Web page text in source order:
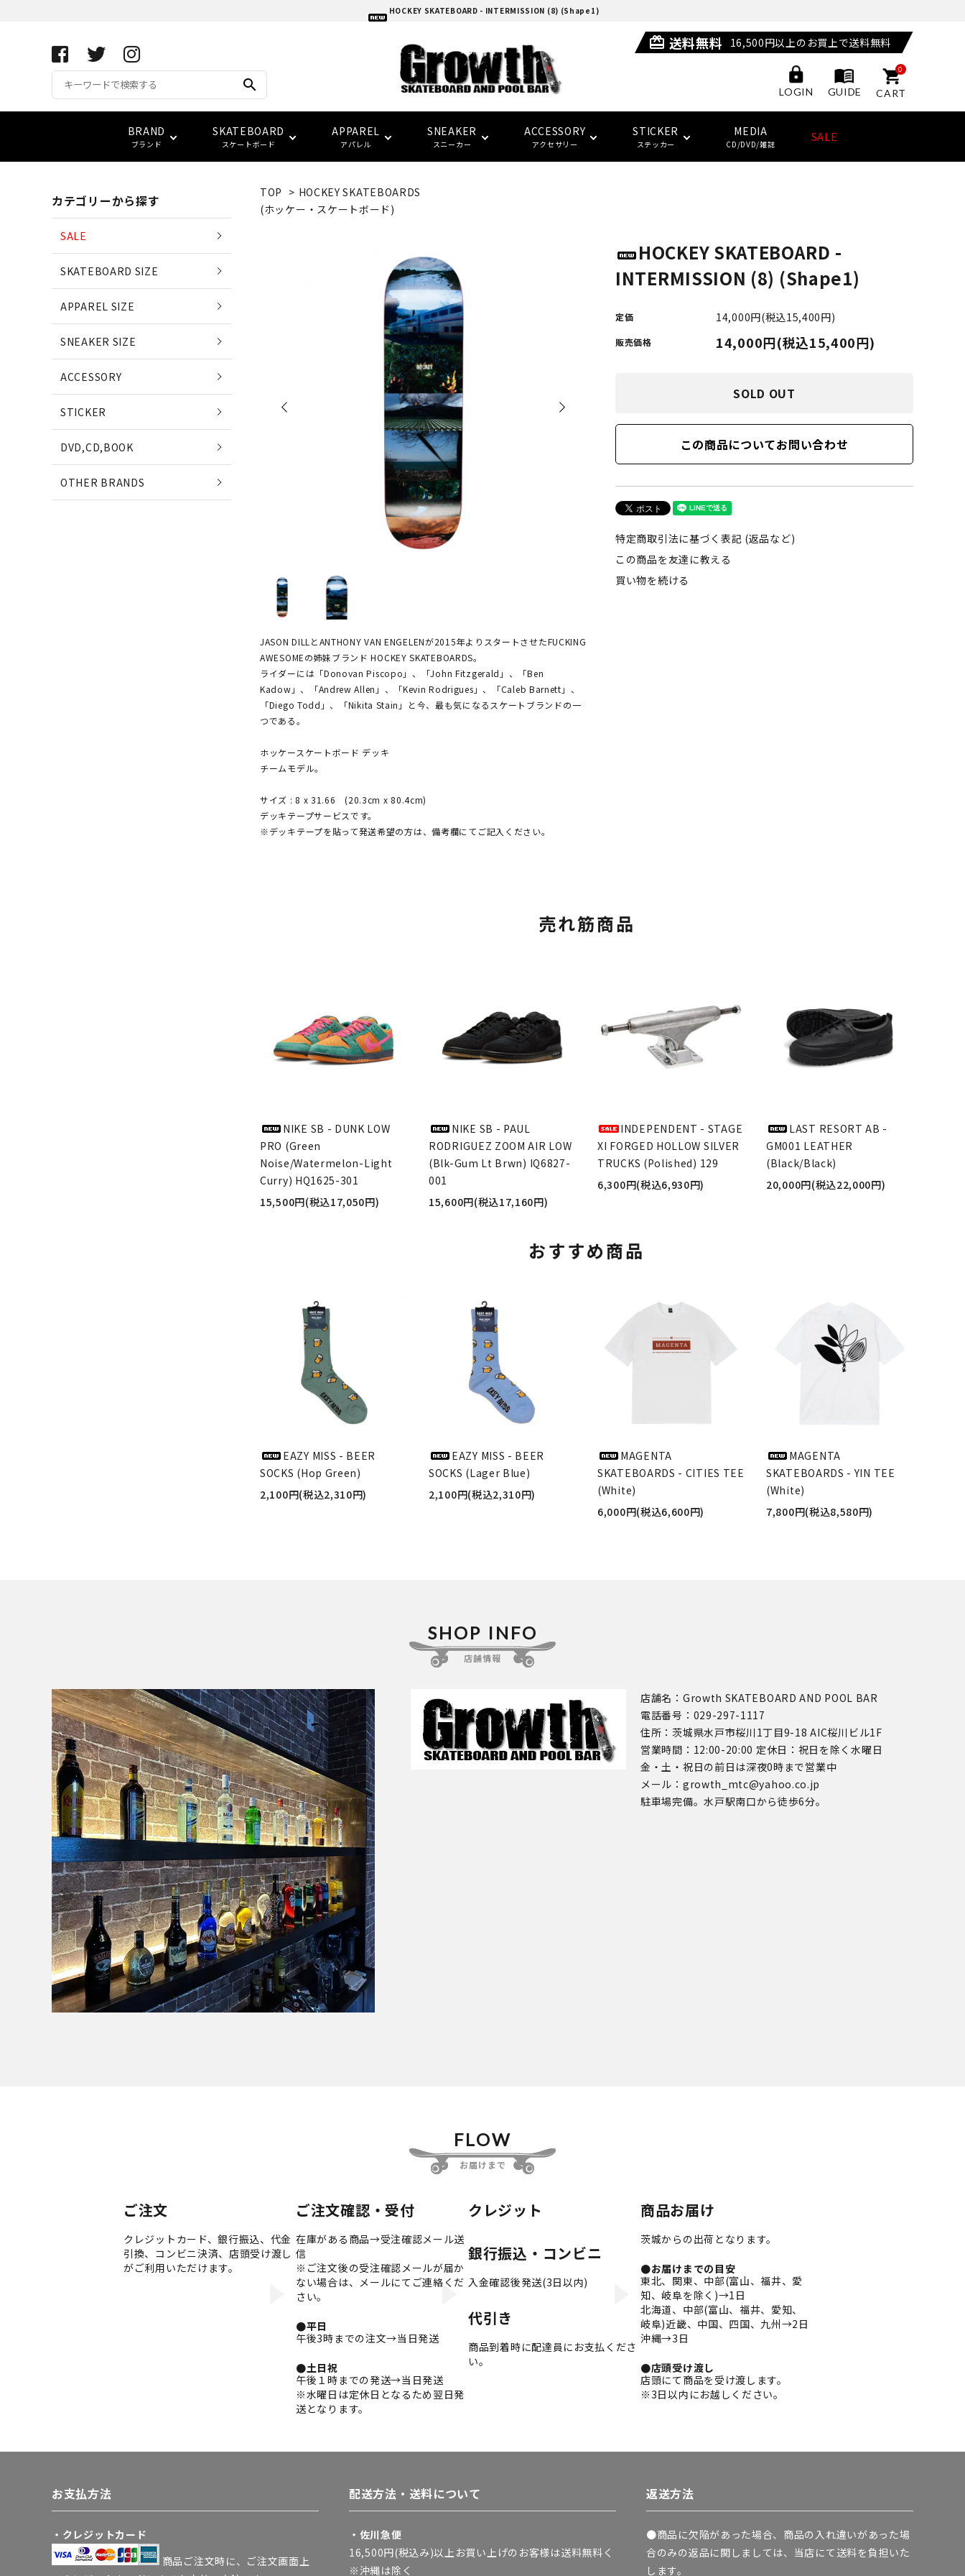
HOCKEY SKATEBOARD - INTERMISSION (8) (Shape1)
search
card_giftcard 送料無料 16,500円以上のお買上で送料無料
LOGIN GUIDE
0
CART
BRAND
ブランド
APRIL SKATEBOARDS
EAZY MISS
EDGLRD
(エッジ・ロード)
HARD BODY
(ハードボディ)
FUCKING AWESOME
(ファッキンオーサム)
KING SKATEBOARDS
(キングスケートボード)
POLAR SKATE CO
(ポーラースケートカンパニー)
LIMOSINE SKATEBOSRDS
(リムジン スケートボード)
(クウォータースナックス)
EVISEN SKATEBOARDS
(エビセン・スケートボード)
HOCKEY SKATEBOARDS
MAGENTA SKATEBOARDS
SLD SKATEBOARDS
(エスエルディー)
PALACE
(パレス)
TIGHTBOOTH
(タイトブース)
adidas skateboarding
(アディダス・スケートボーディング)
NEW BALANCE NUMERIC
(ニューバランス ヌメリック)
VAGA BAG
(バガバッグ)
SKATEBOARD
スケートボード
コンプリート(完成品) スケートボードデッキ
ベアリング デッキテープ 子供用スケートボード・ギア
セーフティーギア
APPAREL
アパレル
アパレル サイズ別一覧 Tシャツ
スウェット ソックス
SNEAKER
スニーカー
サイズ検索 adidas skatebording
vans LAST RESORT AB NEW BALANCE NUMERIC
インソール
ACCESSORY
アクセサリー
キーホルダー ウォレット/ポーチ
ベルト グローブ/マフラー クージー
ピンバッジ
STICKER
ステッカー
FUCKING AWESOME HOCKEY
その他
MEDIA
CD/DVD/雑誌 SALE
TOP > HOCKEY SKATEBOARDS
(ホッケー・スケートボード)
JASON DILLとANTHONY VAN ENGELENが2015年よりスタートさせたFUCKING
AWESOMEの姉妹ブランド HOCKEY SKATEBOARDS。
ライダーには「Donovan Piscopo」、「John Fitzgerald」、「Ben
Kadow」、「Andrew Allen」、「Kevin Rodrigues」、「Caleb Barnett」、
「Diego Todd」、「Nikita Stain」と今、最も気になるスケートブランドの一
つである。
ホッケースケートボード デッキ
チームモデル。
サイズ : 8 x 31.66 (20.3cm x 80.4cm)
デッキテープサービスです。
※デッキテープを貼って発送希望の方は、備考欄にてご記入ください。
HOCKEY SKATEBOARD -
INTERMISSION (8) (Shape1)
定価 14,000円(税込15,400円)
販売価格 14,000円(税込15,400円)
SOLD OUT
この商品についてお問い合わせ
特定商取引法に基づく表記 (返品など)
この商品を友達に教える
買い物を続ける
売れ筋商品
NIKE SB - DUNK LOW
PRO (Green
Noise/Watermelon-Light
Curry) HQ1625-301
15,500円(税込17,050円)
NIKE SB - PAUL
RODRIGUEZ ZOOM AIR LOW
(Blk-Gum Lt Brwn) IQ6827-
001
15,600円(税込17,160円)
INDEPENDENT - STAGE
XI FORGED HOLLOW SILVER
TRUCKS (Polished) 129
6,300円(税込6,930円)
LAST RESORT AB -
GM001 LEATHER
(Black/Black)
20,000円(税込22,000円)
おすすめ商品
EAZY MISS - BEER
SOCKS (Hop Green)
2,100円(税込2,310円)
EAZY MISS - BEER
SOCKS (Lager Blue)
2,100円(税込2,310円)
MAGENTA
SKATEBOARDS - CITIES TEE
(White)
6,000円(税込6,600円)
MAGENTA
SKATEBOARDS - YIN TEE
(White)
7,800円(税込8,580円)
カテゴリーから探す
SALE
SKATEBOARD SIZE
APPAREL SIZE
SNEAKER SIZE
ACCESSORY
STICKER
DVD,CD,BOOK
OTHER BRANDS
SHOP INFO
店舗情報
店舗名：Growth SKATEBOARD AND POOL BAR
電話番号：029-297-1117
住所：茨城県水戸市桜川1丁目9-18 AIC桜川ビル1F
営業時間：12:00-20:00 定休日：祝日を除く水曜日
金・土・祝日の前日は深夜0時まで営業中
メール：growth_mtc@yahoo.co.jp
駐車場完備。水戸駅南口から徒歩6分。
FLOW
お届けまで
ご注文
クレジットカード、銀行振込、代金
引換、コンビニ決済、店頭受け渡し
がご利用いただけます。
ご注文確認・受付
在庫がある商品→受注確認メール送
信
※ご注文後の受注確認メールが届か
ない場合は、メールにてご連絡くだ
さい。
●平日
午後3時までの注文→当日発送
●土日祝
午後１時までの発送→当日発送
※水曜日は定休日となるため翌日発
送となります。
クレジット
銀行振込・コンビニ
入金確認後発送(3日以内)
代引き
商品到着時に配達員にお支払くださ
い。
商品お届け
茨城からの出荷となります。
●お届けまでの目安
東北、関東、中部(富山、福井、愛
知、岐阜を除く)→1日
北海道、中部(富山、福井、愛知、
岐阜)近畿、中国、四国、九州→2日
沖縄→3日
●店頭受け渡し
店頭にて商品を受け渡します。
※3日以内にお越しください。
お支払方法
・クレジットカード
商品ご注文時に、ご注文画面上
配送方法・送料について
・佐川急便
16,500円(税込み)以上お買い上げのお客様は送料無料く
※沖縄は除く
返送方法
●商品に欠陥があった場合、商品の入れ違いがあった場
合のみの返品に関しましては、当店にて送料を負担いた
します。